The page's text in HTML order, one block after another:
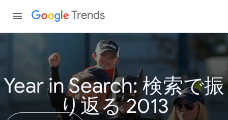
Trends
Year in Search: 検索で振
り返る 2013